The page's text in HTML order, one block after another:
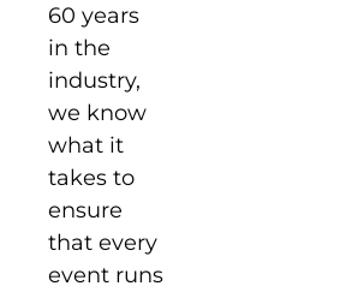
60 years
in the
industry,
we know
what it
takes to
ensure
that every
event runs